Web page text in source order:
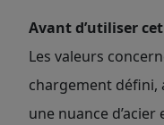
Avant d’utiliser
Les valeurs
chargement défini,
une nuance